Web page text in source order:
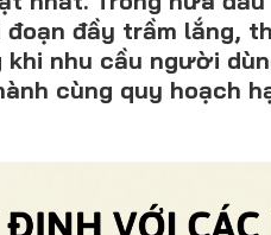
đoạn đầy trầm lắng,
nhu cầu người
cùng quy hoạch